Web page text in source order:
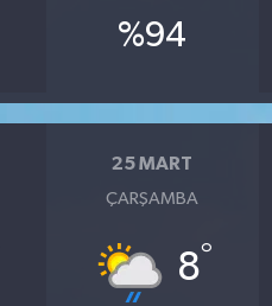
%94
25 MART
ÇARŞAMBA
8°